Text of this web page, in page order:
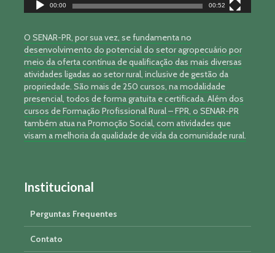
00:00 00:52
O SENAR-PR, por sua vez, se fundamenta no
desenvolvimento do potencial do setor agropecuário por
meio da oferta contínua de qualificação das mais diversas
atividades ligadas ao setor rural, inclusive de gestão da
propriedade. São mais de 250 cursos, na modalidade
presencial, todos de forma gratuita e certificada. Além dos
cursos de Formação Profissional Rural – FPR, o SENAR-PR
também atua na Promoção Social, com atividades que
visam a melhoria da qualidade de vida da comunidade rural.
Institucional
Perguntas Frequentes
Contato